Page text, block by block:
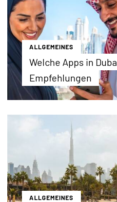
ausgiebig kennenlernen
einen ganzen Tag
an Aktivitäten voll
...mehr erfahren
ALLGEMEINES
Welche Apps in
Empfehlungen
Die richtigen Apps machen
weit und breit keines zu
Blick aufs Smartphone.
Sie in Deutschland
...mehr erfahren
ALLGEMEINES